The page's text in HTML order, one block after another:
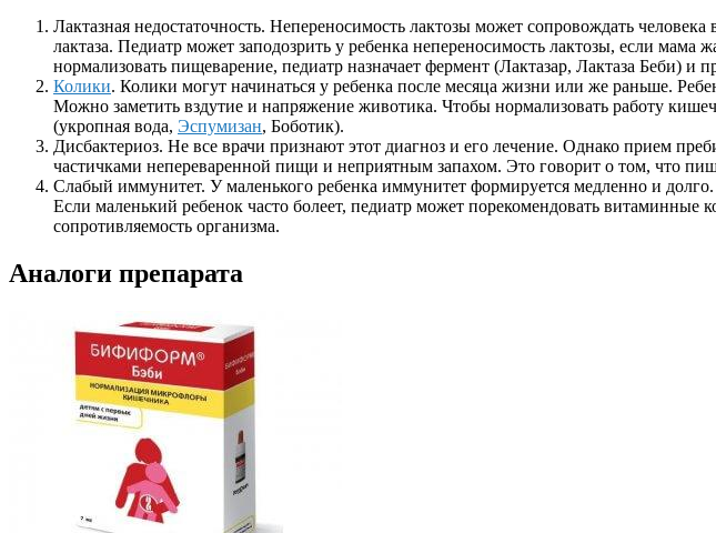
Лактазная недостаточность. Непереносимость лактозы может сопровождать
лактаза. Педиатр может заподозрить у ребенка непереносимость лактозы, если
нормализовать пищеварение, педиатр назначает фермент (Лактазар, Лактаза Беби)
Колики. Колики могут начинаться у ребенка после месяца жизни или же раньше.
Можно заметить вздутие и напряжение животика. Чтобы нормализовать работу
(укропная вода, Эспумизан, Боботик).
Дисбактериоз. Не все врачи признают этот диагноз и его лечение. Однако прием
частичками непереваренной пищи и неприятным запахом. Это говорит о том, что
Слабый иммунитет. У маленького ребенка иммунитет формируется медленно и
Если маленький ребенок часто болеет, педиатр может порекомендовать
сопротивляемость организма.
Аналоги препарата